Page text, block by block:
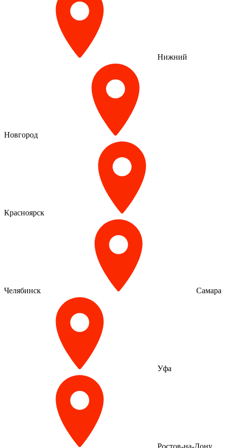
Нижний
Новгород
Красноярск
Челябинск Самара
Уфа
Ростов-на-Дону